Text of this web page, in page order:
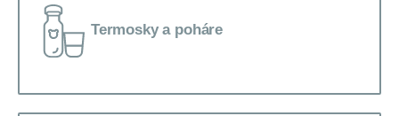
Termosky a poháre